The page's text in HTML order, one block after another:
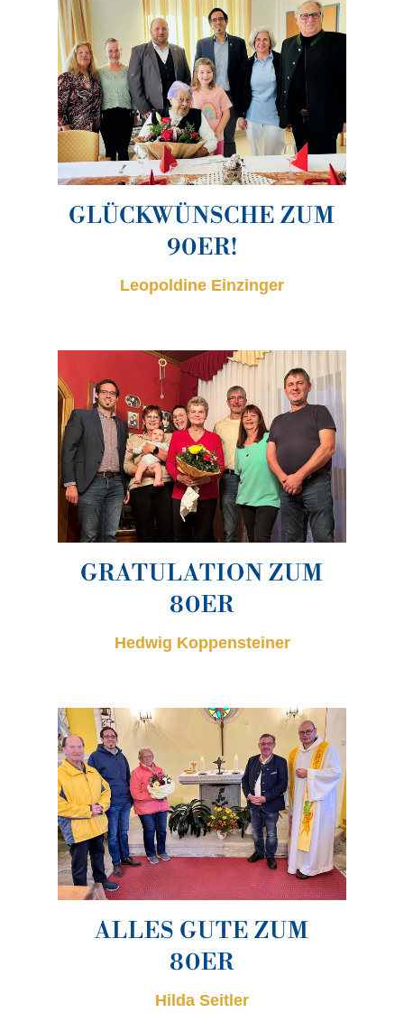
GLÜCKWÜNSCHE ZUM
90ER!
Leopoldine Einzinger
GRATULATION ZUM
80ER
Hedwig Koppensteiner
ALLES GUTE ZUM
80ER
Hilda Seitler